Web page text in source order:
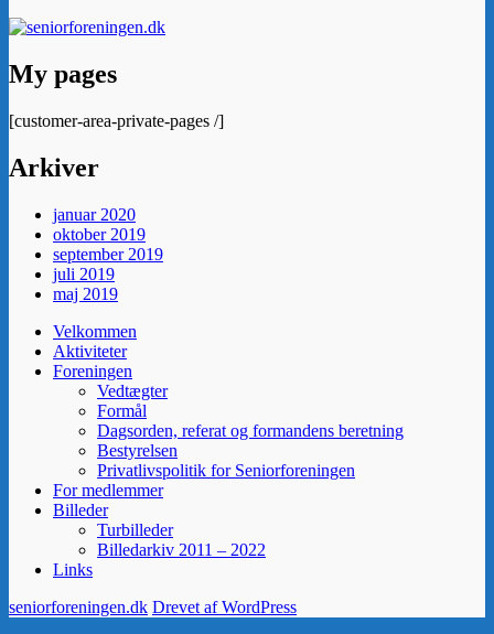
My pages
[customer-area-private-pages /]
Arkiver
januar 2020
oktober 2019
september 2019
juli 2019
maj 2019
Velkommen
Aktiviteter
Foreningen
Vedtægter
Formål
Dagsorden, referat og formandens beretning
Bestyrelsen
Privatlivspolitik for Seniorforeningen
For medlemmer
Billeder
Turbilleder
Billedarkiv 2011 – 2022
Links
seniorforeningen.dk Drevet af WordPress